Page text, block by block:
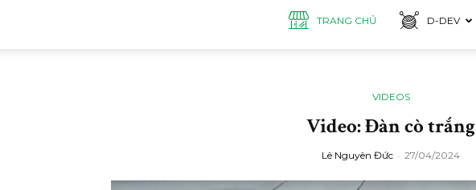
TRANG CHỦ D-DEV
VIDEOS
Video: Đàn cò trắng
Lê Nguyên Đức - 27/04/2024